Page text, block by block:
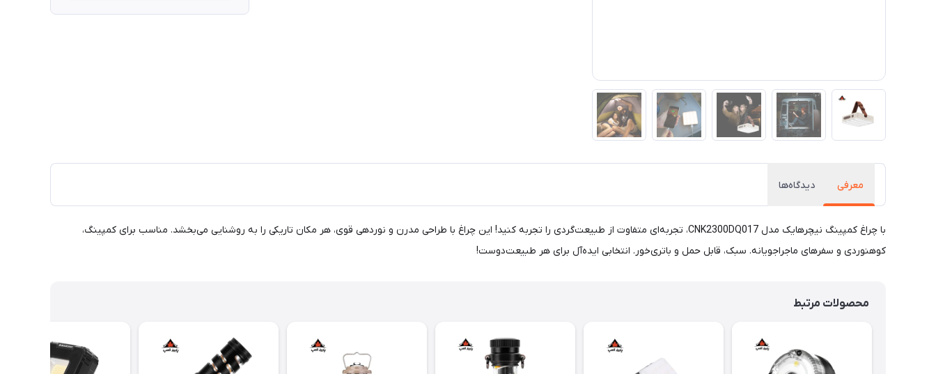
معرفی دیدگاه‌ها
با چراغ کمپینگ نیچرهایک مدل CNK2300DQ017، تجربه‌ای متفاوت از طبیعت‌گردی را تجربه کنید! این چراغ با طراحی مدرن و نوردهی قوی، هر مکان تاریکی را به روشنایی می‌بخشد. مناسب برای کمپینگ،
کوهنوردی و سفرهای ماجراجویانه. سبک، قابل حمل و باتری‌خور. انتخابی ایده‌آل برای هر طبیعت‌دوست!
محصولات مرتبط